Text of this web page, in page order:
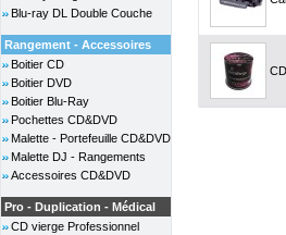
Blu-ray DL Double Couche
Rangement - Accessoires
Boitier CD
Boitier DVD
Boitier Blu-Ray
Pochettes CD&DVD
Malette - Portefeuille CD&DVD
Malette DJ - Rangements
Accessoires CD&DVD
Pro - Duplication - Médical
CD vierge Professionnel